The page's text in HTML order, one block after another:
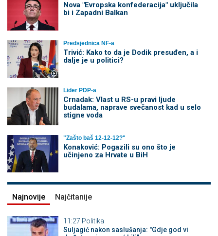
Nova "Evropska konfederacija" uključila
bi i Zapadni Balkan
Predsjednica NF-a
Trivić: Kako to da je Dodik presuđen, a i
dalje je u politici?
Lider PDP-a
Crnadak: Vlast u RS-u pravi ljude
budalama, naprave svečanost kad u selo
stigne voda
"Zašto baš 12-12-12?"
Konaković: Pogazili su ono što je
učinjeno za Hrvate u BiH
Najnovije Najčitanije
11:27 Politika
Suljagić nakon saslušanja: "Gdje god vi